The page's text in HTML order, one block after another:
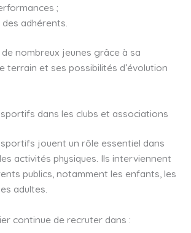
;
adhérents.
nombreux jeunes grâce à sa
terrain et ses possibilités d’évolution
dans les clubs et associations
jouent un rôle essentiel dans
activités physiques. Ils interviennent
publics, notamment les enfants, les
adultes.
continue de recruter dans :